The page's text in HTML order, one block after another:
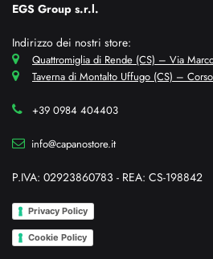
EGS Group s.r.l.
Indirizzo dei nostri store:
Quattromiglia di Rende (CS) – Via
Taverna di Montalto Uffugo (CS) –
+39 0984 404403
info@capanostore.it
P.IVA: 02923860783 - REA: CS-198842
Privacy Policy
Cookie Policy